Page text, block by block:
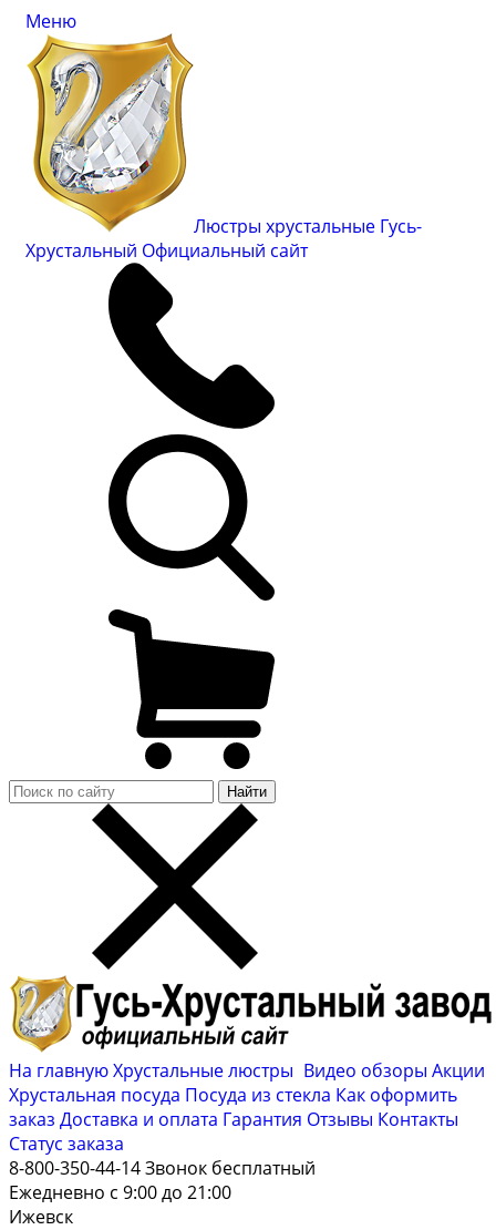
Меню
Люстры хрустальные Гусь-
Хрустальный Официальный сайт
Найти
На главнуюХрустальные люстры Видео обзоры Акции
Хрустальная посуда Посуда из стекла Как оформить
заказ Доставка и оплата Гарантия Отзывы Контакты
Cтатус заказа
8-800-350-44-14Звонок бесплатный
Ежедневно с 9:00 до 21:00
Ижевск